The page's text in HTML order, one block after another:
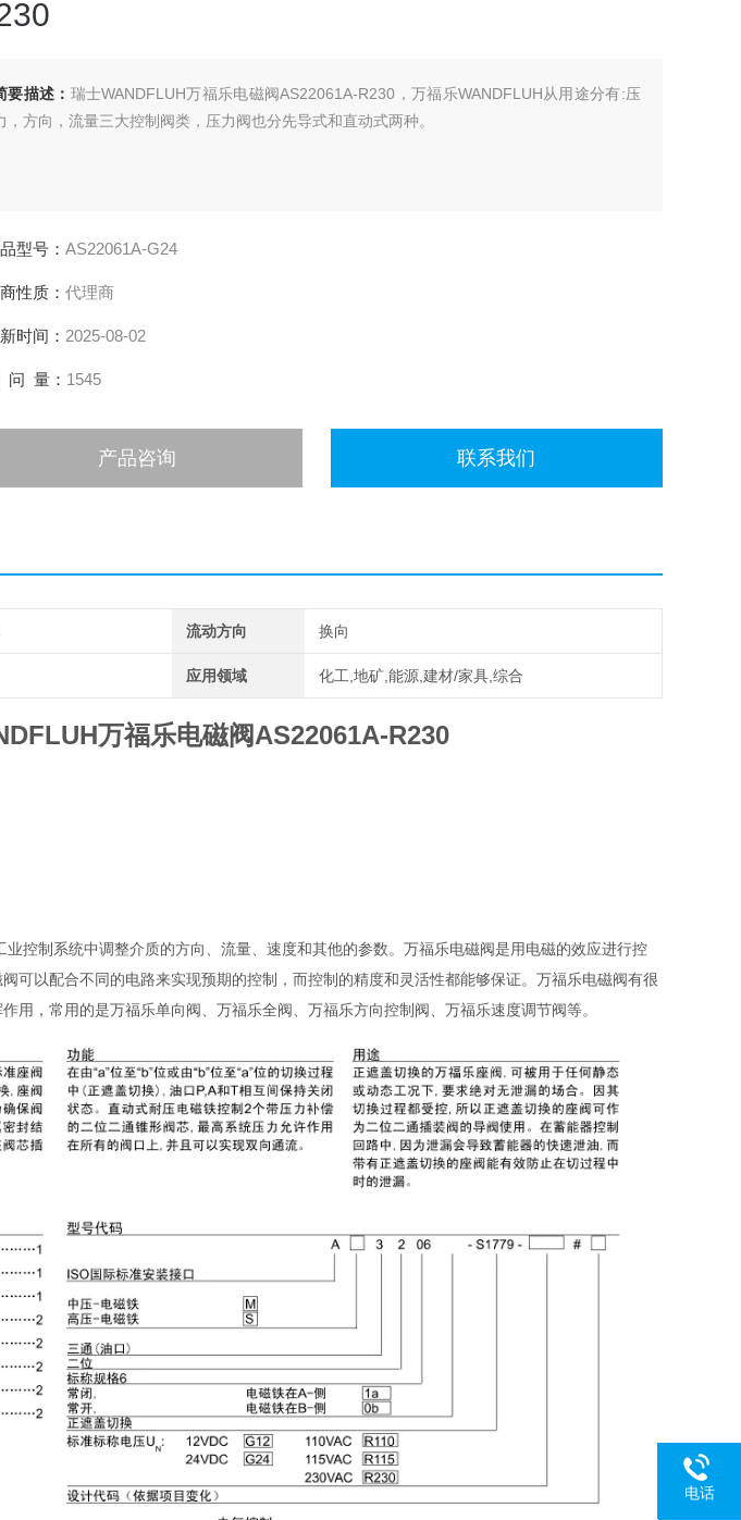
要描述： 瑞士WANDFLUH万福乐电磁阀AS22061A-R230，万福乐WANDFLUH从用途分有:压
，方向，流量三大控制阀类，压力阀也分先导式和直动式两种。
型号： AS22061A-G24
性质： 代理商
时间： 2025-08-02
问 量： 1545
产品咨询 联系我们
流动方向 换向
应用领域 化工,地矿,能源,建材/家具,综合
万福乐电磁阀AS22061A-R230
控制系统中调整介质的方向、流量、速度和其他的参数。万福乐电磁阀是用电磁的效应进行控
可以配合不同的电路来实现预期的控制，而控制的精度和灵活性都能够保证。万福乐电磁阀有很
用，常用的是万福乐单向阀、万福乐全阀、万福乐方向控制阀、万福乐速度调节阀等。
电话